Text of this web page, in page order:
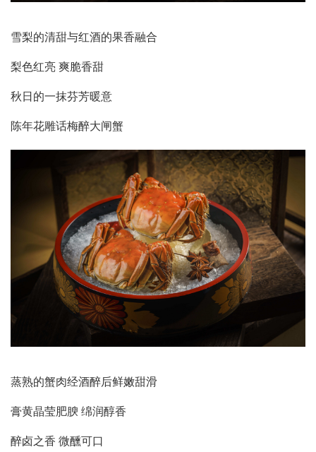
雪梨的清甜与红酒的果香融合
梨色红亮 爽脆香甜
秋日的一抹芬芳暖意
陈年花雕话梅醉大闸蟹
蒸熟的蟹肉经酒醉后鲜嫩甜滑
膏黄晶莹肥腴 绵润醇香
醉卤之香 微醺可口